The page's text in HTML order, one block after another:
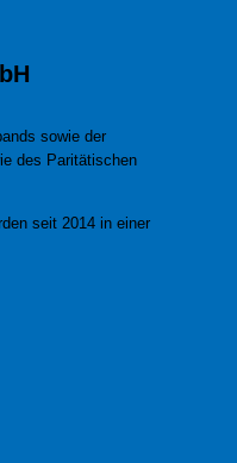
sowie der
des Paritätischen
seit 2014 in einer